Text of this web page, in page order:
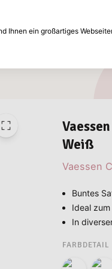
Weiß
Vaessen
Buntes
Ideal
In
FARBDETAIL
Ihnen ein großartiges